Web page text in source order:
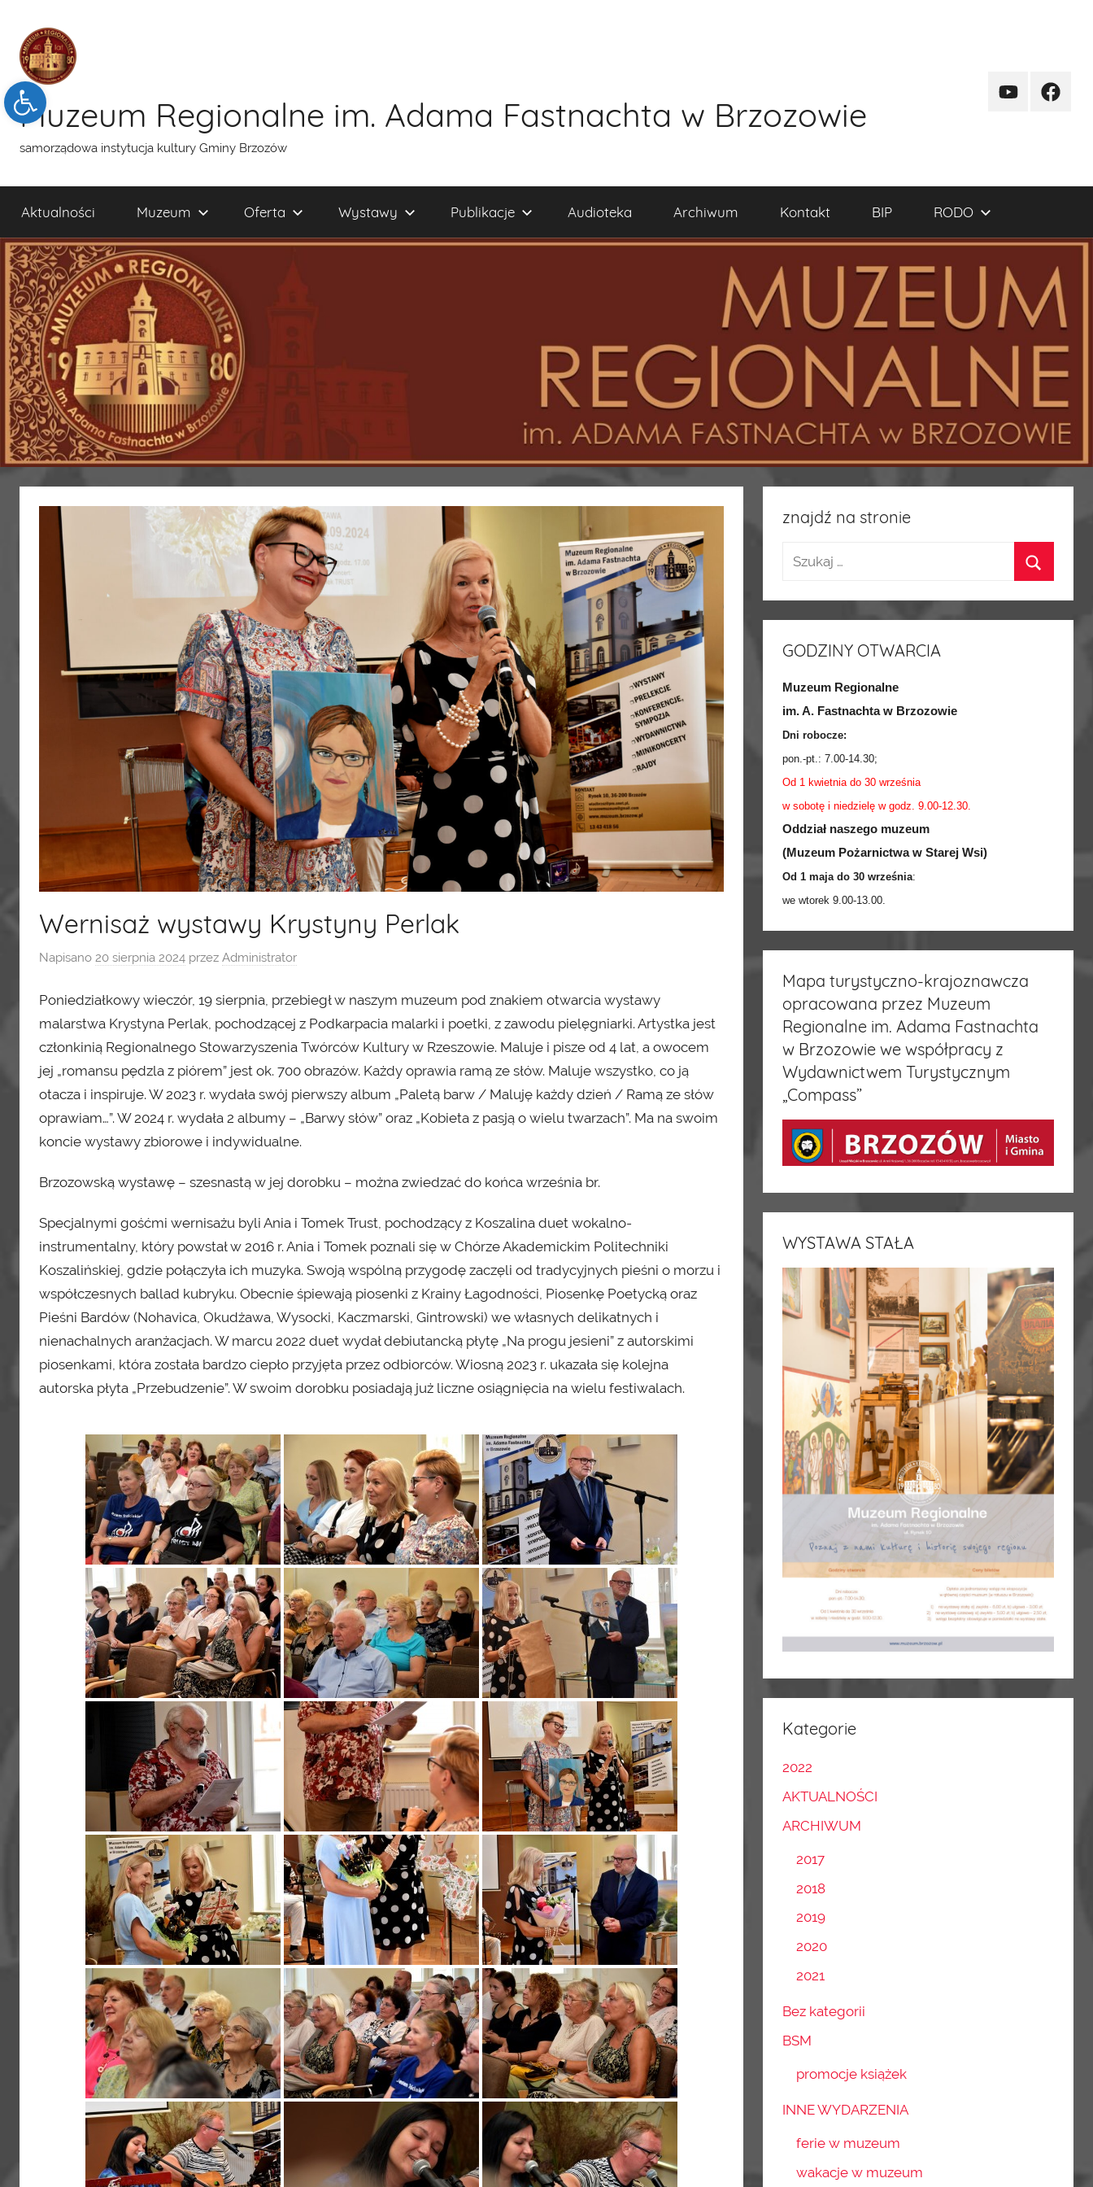
Open toolbar
treści
Muzeum Regionalne im. Adama Fastnachta w Brzozowie
samorządowa instytucja kultury Gminy Brzozów
kanal
Aktualności Muzeum Oferta Wystawy Publikacje Audioteka Archiwum Kontakt BIP RODO
Wernisaż wystawy Krystyny Perlak
Napisano 20 sierpnia 2024 przez Administrator
Poniedziałkowy wieczór, 19 sierpnia, przebiegł w naszym muzeum pod znakiem otwarcia wystawy
malarstwa Krystyna Perlak, pochodzącej z Podkarpacia malarki i poetki, z zawodu pielęgniarki. Artystka jest
członkinią Regionalnego Stowarzyszenia Twórców Kultury w Rzeszowie. Maluje i pisze od 4 lat, a owocem
jej „romansu pędzla z piórem” jest ok. 700 obrazów. Każdy oprawia ramą ze słów. Maluje wszystko, co ją
otacza i inspiruje. W 2023 r. wydała swój pierwszy album „Paletą barw / Maluję każdy dzień / Ramą ze słów
oprawiam…”. W 2024 r. wydała 2 albumy – „Barwy słów” oraz „Kobieta z pasją o wielu twarzach”. Ma na swoim
koncie wystawy zbiorowe i indywidualne.
Brzozowską wystawę – szesnastą w jej dorobku – można zwiedzać do końca września br.
Specjalnymi gośćmi wernisażu byli Ania i Tomek Trust, pochodzący z Koszalina duet wokalno-
instrumentalny, który powstał w 2016 r. Ania i Tomek poznali się w Chórze Akademickim Politechniki
Koszalińskiej, gdzie połączyła ich muzyka. Swoją wspólną przygodę zaczęli od tradycyjnych pieśni o morzu i
współczesnych ballad kubryku. Obecnie śpiewają piosenki z Krainy Łagodności, Piosenkę Poetycką oraz
Pieśni Bardów (Nohavica, Okudżawa, Wysocki, Kaczmarski, Gintrowski) we własnych delikatnych i
nienachalnych aranżacjach. W marcu 2022 duet wydał debiutancką płytę „Na progu jesieni” z autorskimi
piosenkami, która została bardzo ciepło przyjęta przez odbiorców. Wiosną 2023 r. ukazała się kolejna
autorska płyta „Przebudzenie”. W swoim dorobku posiadają już liczne osiągnięcia na wielu festiwalach.
znajdź na stronie
GODZINY OTWARCIA
Muzeum Regionalne
im. A. Fastnachta w Brzozowie
Dni robocze:
pon.-pt.: 7.00-14.30;
Od 1 kwietnia do 30 września
w sobotę i niedzielę w godz. 9.00-12.30.
Oddział naszego muzeum
(Muzeum Pożarnictwa w Starej Wsi)
Od 1 maja do 30 września:
we wtorek 9.00-13.00.
Mapa turystyczno-krajoznawcza
opracowana przez Muzeum
Regionalne im. Adama Fastnachta
w Brzozowie we współpracy z
Wydawnictwem Turystycznym
„Compass”
WYSTAWA STAŁA
Kategorie
2022
AKTUALNOŚCI
ARCHIWUM
2017
2018
2019
2020
2021
Bez kategorii
BSM
promocje książek
INNE WYDARZENIA
ferie w muzeum
wakacje w muzeum